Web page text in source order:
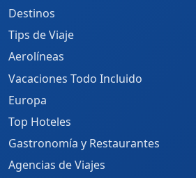
Destinos
Tips de Viaje
Aerolíneas
Vacaciones Todo Incluido
Europa
Top Hoteles
Gastronomía y Restaurantes
Agencias de Viajes